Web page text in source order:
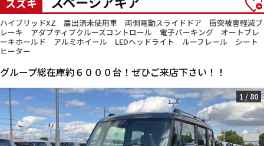
スズキ
ハイブリッドXZ 届出済未使用車 両側電動スライドドア 衝突被害軽減ブ
レーキ アダプティブクルーズコントロール 電子パーキング オートブレ
ーキホールド アルミホイール LEDヘッドライト ルーフレール シート
ヒーター
グループ総在庫約６０００台！ぜひご来店下さい！！
1 / 80